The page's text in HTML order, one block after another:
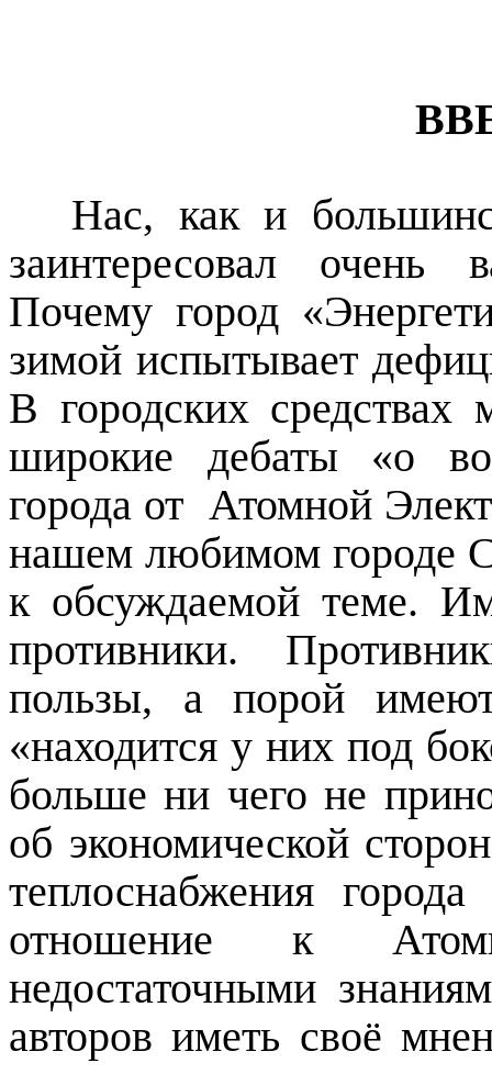
Нас, как и
заинтересовал очень
Почему город
зимой испытывает
В городских средствах
широкие дебаты «о
города от Атомной
нашем любимом городе
к обсуждаемой теме.
противники.
пользы, а порой
«находится у них под
больше ни чего не
об экономической
теплоснабжения
отношение к
недостаточными
авторов иметь своё